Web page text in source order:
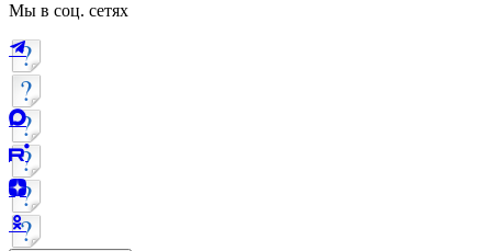
Мы в соц. сетях